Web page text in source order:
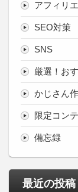
アフィリ
SEO対策
SNS
厳選！お
かじさん
限定コン
備忘録
最近の投稿